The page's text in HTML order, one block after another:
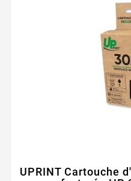
UPRINT Cartouche